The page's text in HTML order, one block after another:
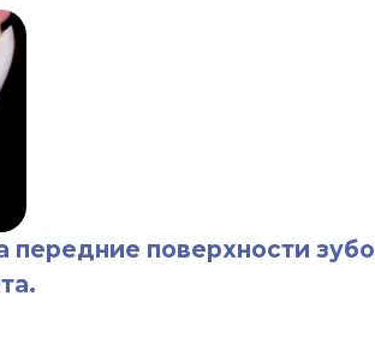
нескольких потерянных
и естественный вид.